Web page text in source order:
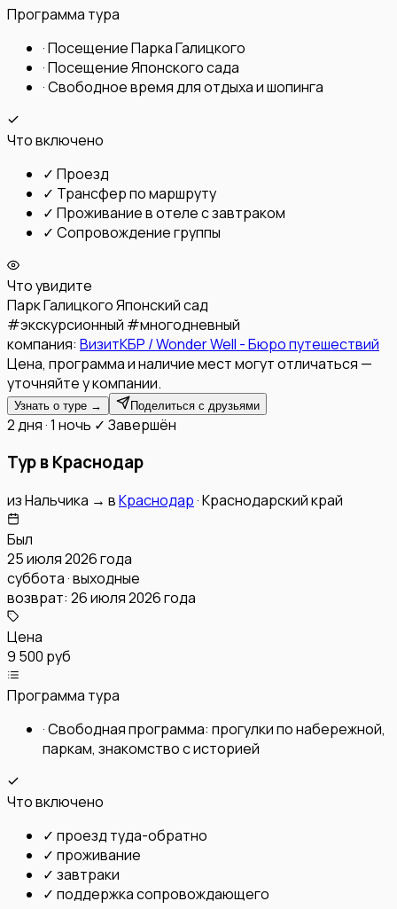
Программа тура
·Посещение Парка Галицкого
·Посещение Японского сада
·Свободное время для отдыха и шопинга
Что включено
✓ Проезд
✓ Трансфер по маршруту
✓ Проживание в отеле с завтраком
✓ Сопровождение группы
Что увидите
Парк ГалицкогоЯпонский сад
#экскурсионный #многодневный
компания: ВизитКБР / Wonder Well - Бюро путешествий
Цена, программа и наличие мест могут отличаться —
уточняйте у компании.
Узнать о туре → Поделиться с друзьями
2 дня · 1 ночь ✓ Завершён
Тур в Краснодар
изНальчика → вКраснодар·Краснодарский край
Был
25 июля 2026 года
суббота · выходные
возврат: 26 июля 2026 года
Цена
9 500 руб
Программа тура
·Свободная программа: прогулки по набережной,
паркам, знакомство с историей
Что включено
✓ проезд туда-обратно
✓ проживание
✓ завтраки
✓ поддержка сопровождающего